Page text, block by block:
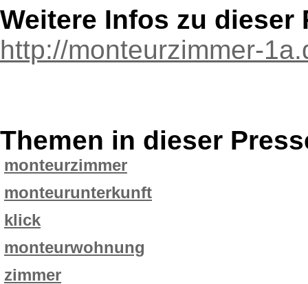
Weitere Infos zu dieser
http://monteurzimmer-
Themen in dieser
monteurzimmer
monteurunterkunft
klick
monteurwohnung
zimmer